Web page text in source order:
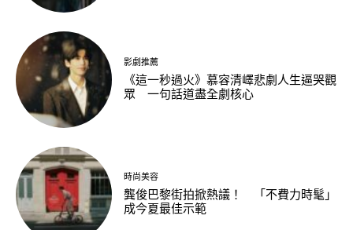
影劇推薦
《這一秒過火》慕容清嶧悲劇人生逼哭觀
眾 一句話道盡全劇核心
時尚美容
龔俊巴黎街拍掀熱議！ 「不費力時髦」
成今夏最佳示範